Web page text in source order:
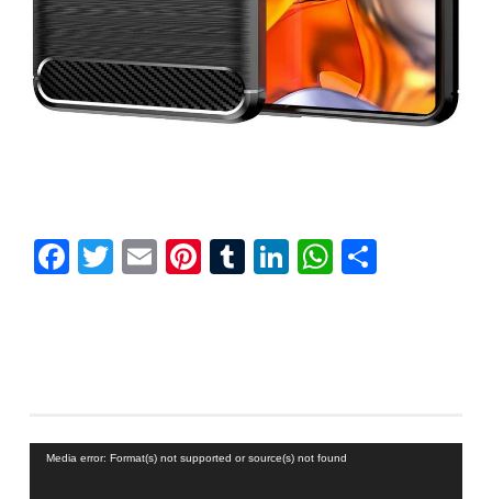
Facebook
Twitter
EmailPinterest
Tumblr
LinkedIn
Reproductor
Media error: Format(s) not supported or source(s) not found